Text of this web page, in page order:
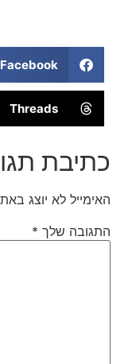
Facebook
Threads
כתיבת
האימייל לא יוצג
התגובה שלך *